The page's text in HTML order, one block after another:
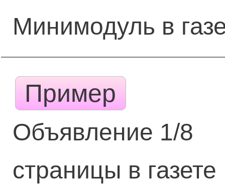
Минимодуль в
Пример
Объявление 1/8
страницы в газете